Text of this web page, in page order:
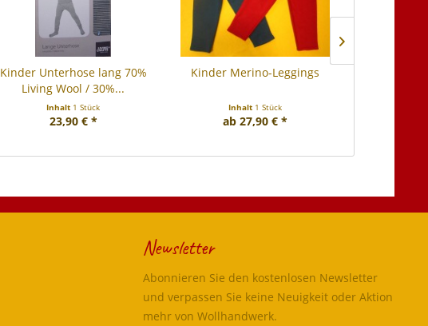
Kinder Unterhose lang 70%
Living Wool / 30%...
Inhalt 1 Stück
23,90 € *
Kinder Merino-Leggings
Inhalt 1 Stück
ab 27,90 € *
Newsletter
Abonnieren Sie den kostenlosen Newsletter
und verpassen Sie keine Neuigkeit oder Aktion
mehr von Wollhandwerk.